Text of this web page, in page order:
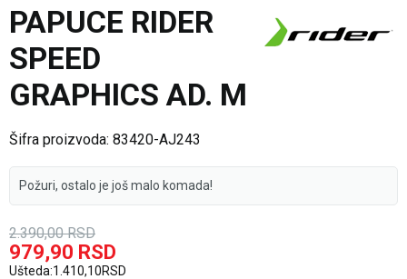
PAPUCE RIDER
SPEED
GRAPHICS AD. M
Šifra proizvoda: 83420-AJ243
Požuri, ostalo je još malo komada!
2.390,00 RSD
979,90 RSD
Ušteda:1.410,10RSD